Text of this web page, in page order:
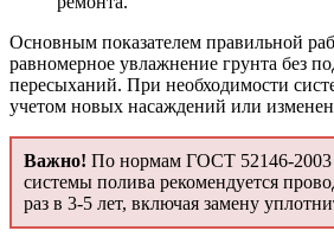
Основным показателем правильной
равномерное увлажнение грунта без
пересыханий. При необходимости
учетом новых насаждений или
Важно! По нормам ГОСТ 52146-2003
системы полива рекомендуется
раз в 3-5 лет, включая замену